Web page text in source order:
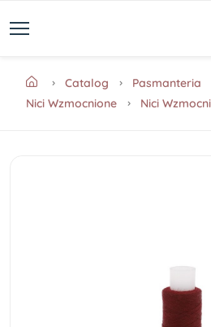
Catalog Pasmanteria
Nici Wzmocnione
Nici